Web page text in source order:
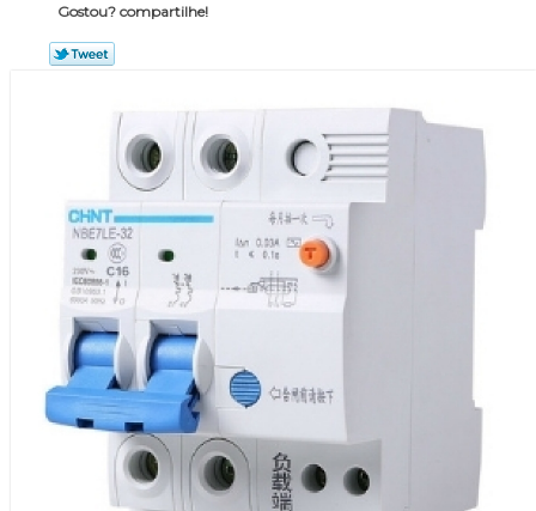
Gostou? compartilhe!